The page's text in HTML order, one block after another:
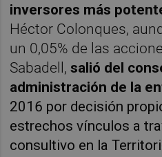
inversores más
Héctor Colonques,
un 0,05% de las
Sabadell, salió del
administración de la
2016 por decisión
estrechos vínculos a
consultivo en la